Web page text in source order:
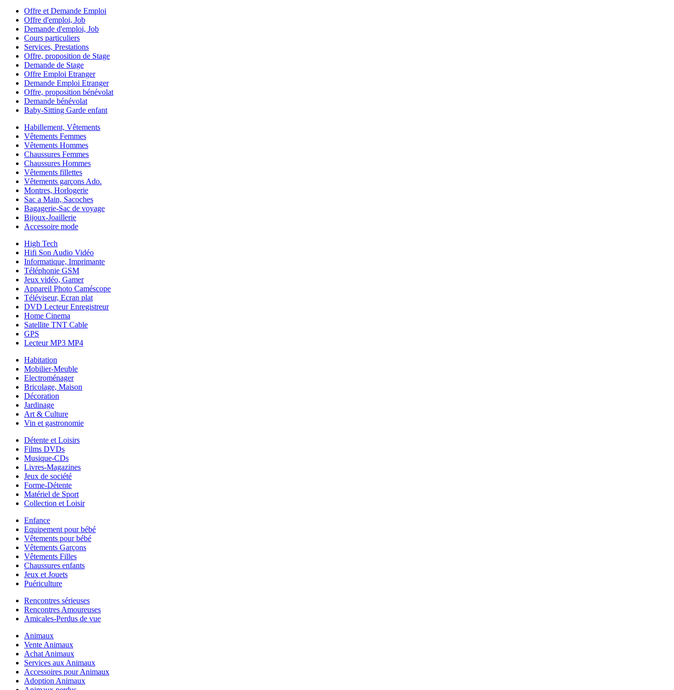
Offre et Demande Emploi
Offre d'emploi, Job
Demande d'emploi, Job
Cours particuliers
Services, Prestations
Offre, proposition de Stage
Demande de Stage
Offre Emploi Etranger
Demande Emploi Etranger
Offre, proposition bénévolat
Demande bénévolat
Baby-Sitting Garde enfant
Habillement, Vêtements
Vêtements Femmes
Vêtements Hommes
Chaussures Femmes
Chaussures Hommes
Vêtements fillettes
Vêtements garçons Ado.
Montres, Horlogerie
Sac a Main, Sacoches
Bagagerie-Sac de voyage
Bijoux-Joaillerie
Accessoire mode
High Tech
Hifi Son Audio Vidéo
Informatique, Imprimante
Téléphonie GSM
Jeux vidéo, Gamer
Appareil Photo Caméscope
Téléviseur, Ecran plat
DVD Lecteur Enregistreur
Home Cinema
Satellite TNT Cable
GPS
Lecteur MP3 MP4
Habitation
Mobilier-Meuble
Electroménager
Bricolage, Maison
Décoration
Jardinage
Art & Culture
Vin et gastronomie
Détente et Loisirs
Films DVDs
Musique-CDs
Livres-Magazines
Jeux de société
Forme-Détente
Matériel de Sport
Collection et Loisir
Enfance
Equipement pour bébé
Vêtements pour bébé
Vêtements Garçons
Vêtements Filles
Chaussures enfants
Jeux et Jouets
Puériculture
Rencontres sérieuses
Rencontres Amoureuses
Amicales-Perdus de vue
Animaux
Vente Animaux
Achat Animaux
Services aux Animaux
Accessoires pour Animaux
Adoption Animaux